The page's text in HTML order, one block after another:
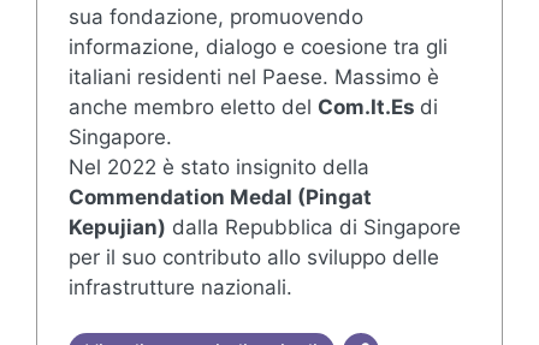
sua fondazione, promuovendo
informazione, dialogo e coesione tra gli
italiani residenti nel Paese. Massimo è
anche membro eletto del Com.It.Es di
Singapore.
Nel 2022 è stato insignito della
Commendation Medal (Pingat
Kepujian) dalla Repubblica di Singapore
per il suo contributo allo sviluppo delle
infrastrutture nazionali.